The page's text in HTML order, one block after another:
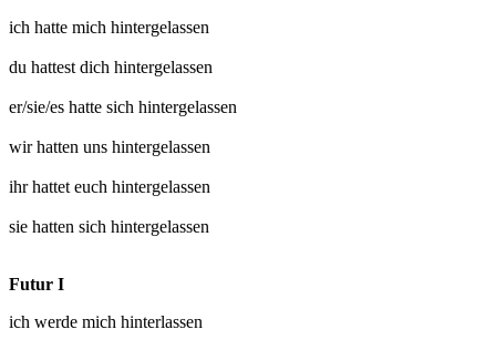
ich hatte mich hintergelassen
du hattest dich hintergelassen
er/sie/es hatte sich hintergelassen
wir hatten uns hintergelassen
ihr hattet euch hintergelassen
sie hatten sich hintergelassen
Futur I
ich werde mich hinterlassen